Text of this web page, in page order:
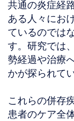
共通の炎症経
ある人々にお
ているのでは
す。研究では
勢経過や治療
かが探られて
これらの併存
患者のケア全